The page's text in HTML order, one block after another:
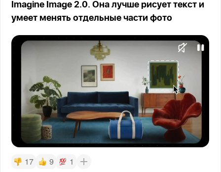
Imagine Image 2.0. Она лучше рисует текст и
умеет менять отдельные части фото
17 9 1